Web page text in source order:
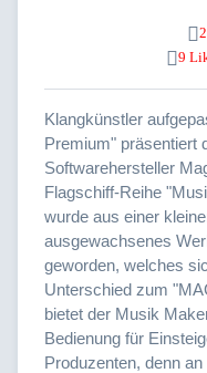
9
Klangkünstler
Premium" präsentiert
Softwarehersteller
Flagschiff-Reihe
wurde aus einer
ausgewachsenes
geworden, welches
Unterschied zum
bietet der Musik
Bedienung für
Produzenten, denn